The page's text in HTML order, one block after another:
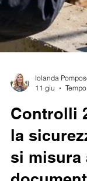
Iolanda
11 giu